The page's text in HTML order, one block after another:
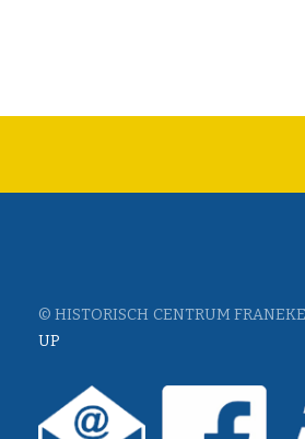
© HISTORISCH CENTRUM
UP